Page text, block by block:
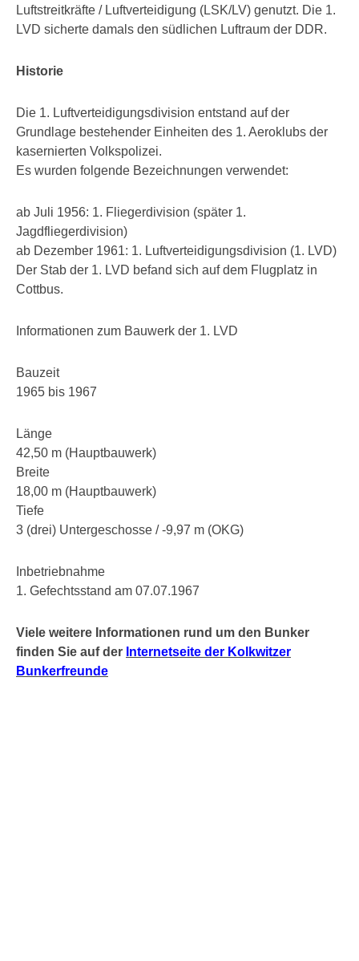
Luftstreitkräfte / Luftverteidigung (LSK/LV) genutzt. Die 1.
LVD sicherte damals den südlichen Luftraum der DDR.
Historie
Die 1. Luftverteidigungsdivision entstand auf der
Grundlage bestehender Einheiten des 1. Aeroklubs der
kasernierten Volkspolizei.
Es wurden folgende Bezeichnungen verwendet:
ab Juli 1956: 1. Fliegerdivision (später 1.
Jagdfliegerdivision)
ab Dezember 1961: 1. Luftverteidigungsdivision (1. LVD)
Der Stab der 1. LVD befand sich auf dem Flugplatz in
Cottbus.
Informationen zum Bauwerk der 1. LVD
Bauzeit
1965 bis 1967
Länge
42,50 m (Hauptbauwerk)
Breite
18,00 m (Hauptbauwerk)
Tiefe
3 (drei) Untergeschosse / -9,97 m (OKG)
Inbetriebnahme
1. Gefechtsstand am 07.07.1967
Viele weitere Informationen rund um den Bunker
finden Sie auf der Internetseite der Kolkwitzer
Bunkerfreunde